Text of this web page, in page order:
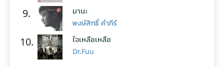
9. มานะ
พงษ์สิทธิ์ คำภีร์
10. ใจเหลือเหลือ
Dr.Fuu